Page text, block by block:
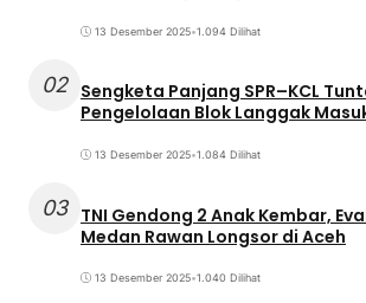
13 Desember 2025•1.094 Dilihat
02 Sengketa Panjang SPR–KCL
Pengelolaan Blok Langgak
13 Desember 2025•1.084 Dilihat
03 TNI Gendong 2 Anak Kembar,
Medan Rawan Longsor di Aceh
13 Desember 2025•1.040 Dilihat